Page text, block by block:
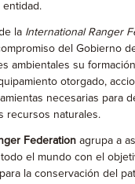
entidad.
la International Ranger
del Gobierno
ambientales su
otorgado,
necesarias para
recursos naturales.
Federationagrupa a
el mundo con el
la conservación del